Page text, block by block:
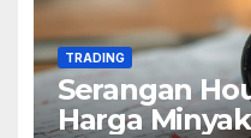
TRADING
Serangan
Harga Minyak